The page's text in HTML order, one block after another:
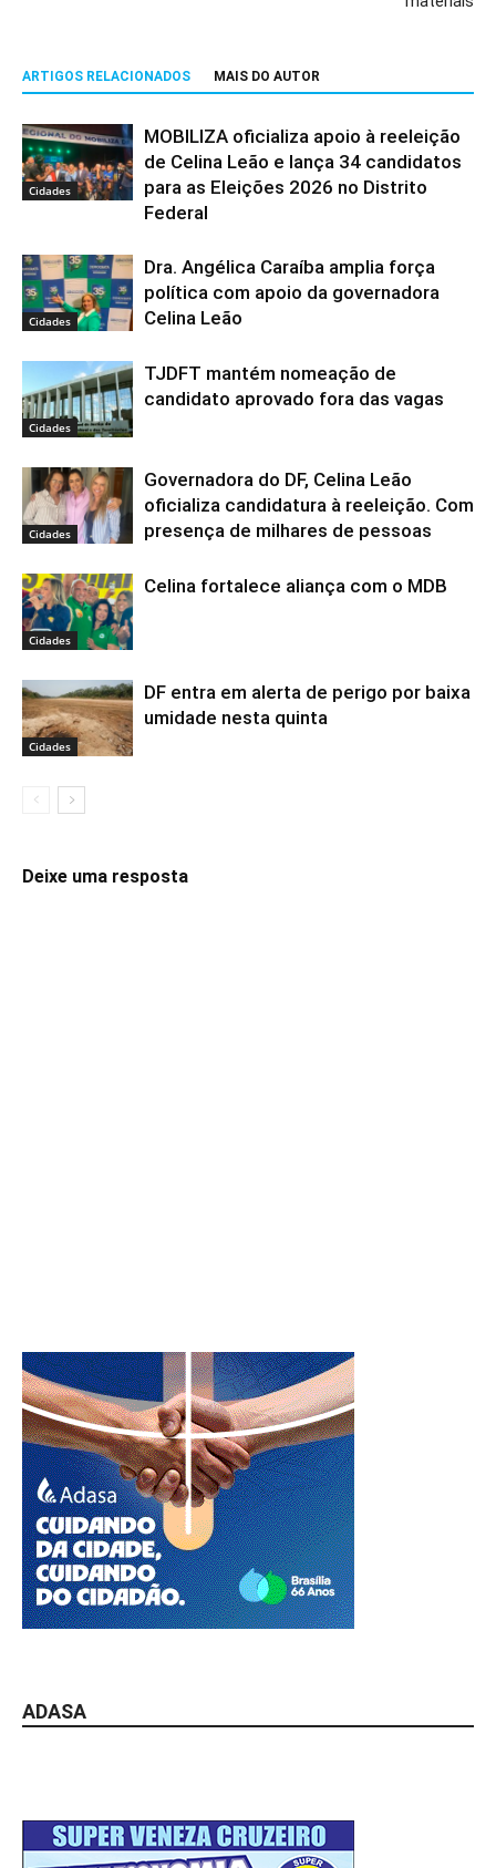
ARTIGOS RELACIONADOS MAIS DO AUTOR
Cidades
MOBILIZA oficializa apoio à reeleição
de Celina Leão e lança 34 candidatos
para as Eleições 2026 no Distrito
Federal
Cidades
Dra. Angélica Caraíba amplia força
política com apoio da governadora
Celina Leão
Cidades
TJDFT mantém nomeação de
candidato aprovado fora das vagas
Cidades
Governadora do DF, Celina Leão
oficializa candidatura à reeleição. Com
presença de milhares de pessoas
Cidades
Celina fortalece aliança com o MDB
Cidades
DF entra em alerta de perigo por baixa
umidade nesta quinta
Deixe uma resposta
ADASA